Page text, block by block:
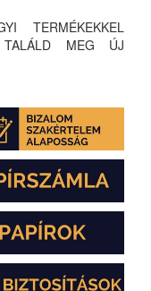
TERMÉKEKKEL
MEG ÚJ